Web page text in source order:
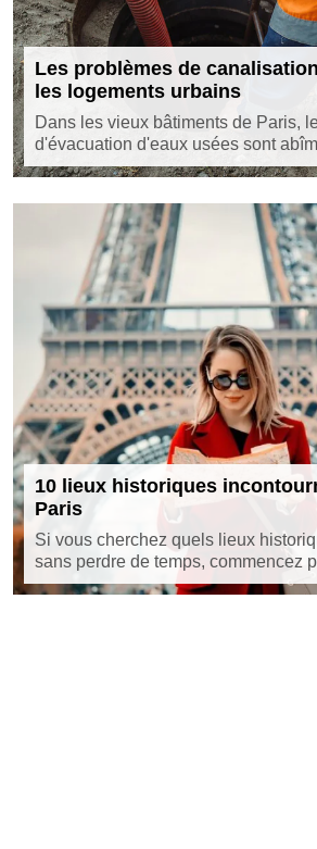
Les problèmes de
les logements urbains
Dans les vieux bâtiments de Paris,
d'évacuation d'eaux usées sont
10 lieux historiques
Paris
Si vous cherchez quels lieux
sans perdre de temps, commencez